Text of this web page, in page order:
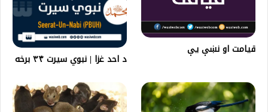
قيامت او نښې يې
د احد غزا | نبوي سیرت ۳۴ برخه